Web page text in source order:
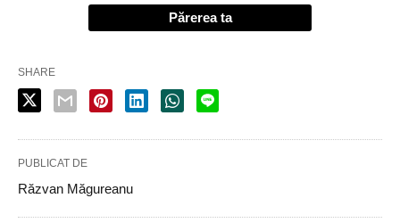
Părerea ta
SHARE
PUBLICAT DE
Răzvan Măgureanu